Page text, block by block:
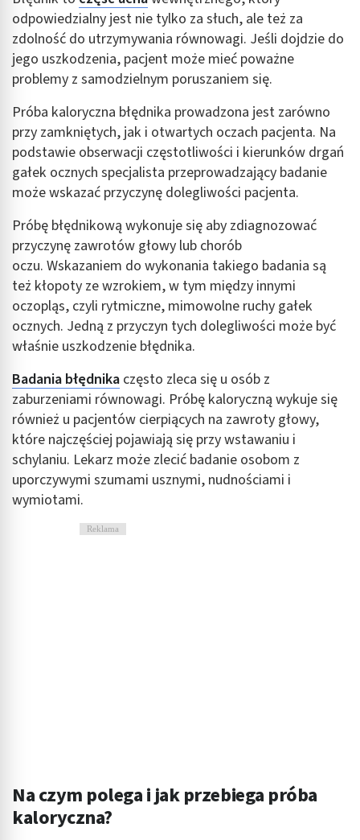
odpowiedzialny jest nie tylko za słuch, ale też za
zdolność do utrzymywania równowagi. Jeśli dojdzie do
jego uszkodzenia, pacjent może mieć poważne
problemy z samodzielnym poruszaniem się.
Próba kaloryczna błędnika prowadzona jest zarówno
przy zamkniętych, jak i otwartych oczach pacjenta. Na
podstawie obserwacji częstotliwości i kierunków drgań
gałek ocznych specjalista przeprowadzający badanie
może wskazać przyczynę dolegliwości pacjenta.
Próbę błędnikową wykonuje się aby zdiagnozować
przyczynę zawrotów głowy lub chorób
oczu. Wskazaniem do wykonania takiego badania są
też kłopoty ze wzrokiem, w tym między innymi
oczopląs, czyli rytmiczne, mimowolne ruchy gałek
ocznych. Jedną z przyczyn tych dolegliwości może być
właśnie uszkodzenie błędnika.
Badania błędnika często zleca się u osób z
zaburzeniami równowagi. Próbę kaloryczną wykuje się
również u pacjentów cierpiących na zawroty głowy,
które najczęściej pojawiają się przy wstawaniu i
schylaniu. Lekarz może zlecić badanie osobom z
uporczywymi szumami usznymi, nudnościami i
wymiotami.
Reklama
Na czym polega i jak przebiega próba
kaloryczna?